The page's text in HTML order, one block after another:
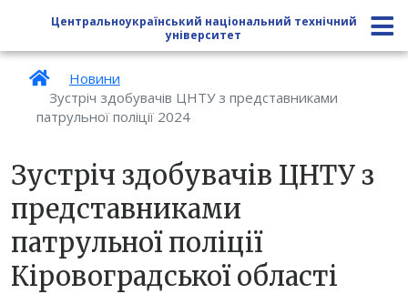
Центральноукраїнський національний технічний
університет
Новини
Зустріч здобувачів ЦНТУ з представниками
патрульної поліції 2024
Зустріч здобувачів ЦНТУ з
представниками
патрульної поліції
Кіровоградської області